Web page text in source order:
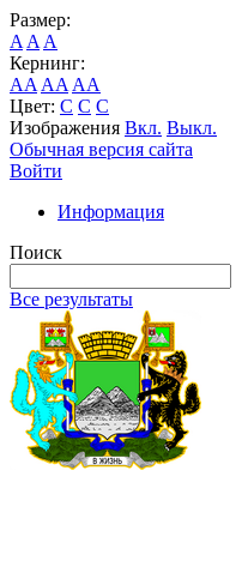
Размер:
A A A
Кернинг:
AA AA AA
Цвет: C C C
Изображения Вкл. Выкл.
Обычная версия сайта
Войти
Информация
Поиск
Все результаты